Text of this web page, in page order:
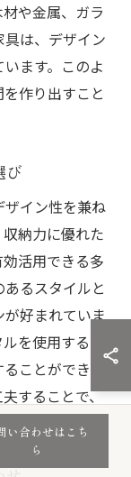
や金属、ガラ
は、デザイン
ます。このよ
作り出すこと
び
イン性を兼ね
納力に優れた
活用できる多
るスタイルと
が好まれていま
を使用するこ
ことができま
することで、
。
い合わせはこち
ら